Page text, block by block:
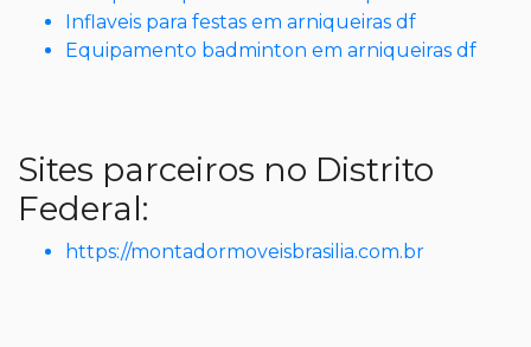
Inflaveis para festas em arniqueiras df
Equipamento badminton em arniqueiras df
Sites parceiros no Distrito
Federal:
https://montadormoveisbrasilia.com.br